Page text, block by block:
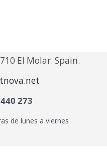
El Molar. Spain.
273
de lunes a viernes